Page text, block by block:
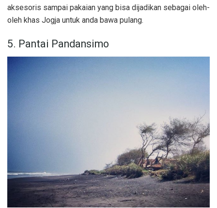
aksesoris sampai pakaian yang bisa dijadikan sebagai oleh-
oleh khas Jogja untuk anda bawa pulang.
5. Pantai Pandansimo